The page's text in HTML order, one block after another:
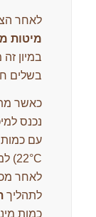
לאחר
מיטות
במיון
בשלים
כאשר
נכנס
22°C) למשך
לאחר
לתהליך
כמות